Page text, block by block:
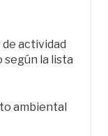
actividad
la lista
ambiental